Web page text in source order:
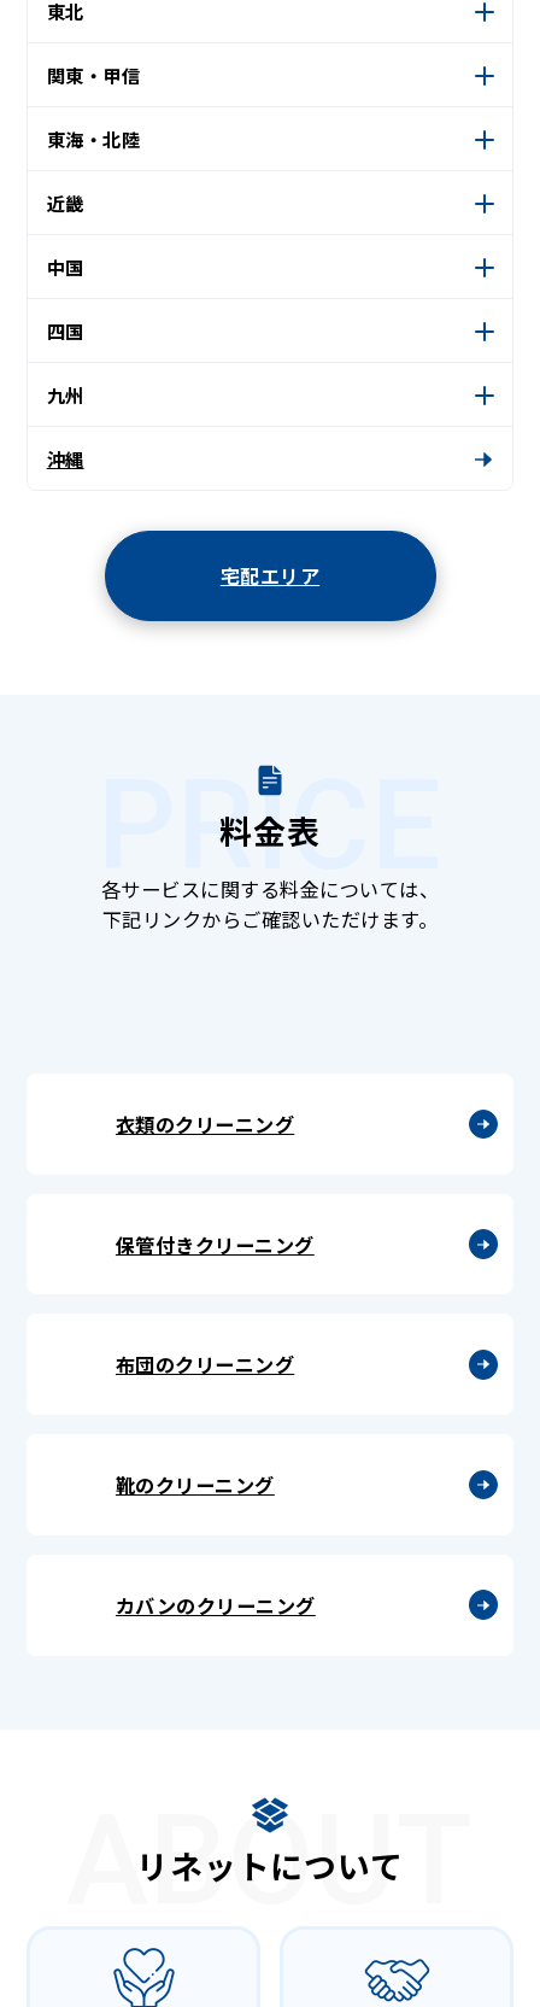
東北
関東・甲信
東海・北陸
近畿
中国
四国
九州
沖縄
宅配エリア
PRICE
料金表
各サービスに関する料金については、
下記リンクからご確認いただけます。
衣類のクリーニング
保管付きクリーニング
布団のクリーニング
靴のクリーニング
カバンのクリーニング
ABOUT
リネットについて